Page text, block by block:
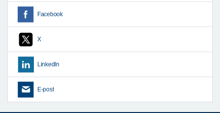
Facebook
X
LinkedIn
E-post